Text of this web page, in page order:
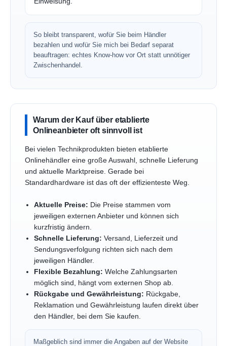
So bleibt transparent, wofür Sie beim Händler
bezahlen und wofür Sie mich bei Bedarf separat
beauftragen: echtes Know-how vor Ort statt unnötiger
Zwischenhandel.
Warum der Kauf über etablierte
Onlineanbieter oft sinnvoll ist
Bei vielen Technikprodukten bieten etablierte
Onlinehändler eine große Auswahl, schnelle Lieferung
und aktuelle Marktpreise. Gerade bei
Standardhardware ist das oft der effizienteste Weg.
Aktuelle Preise: Die Preise stammen vom
jeweiligen externen Anbieter und können sich
kurzfristig ändern.
Schnelle Lieferung: Versand, Lieferzeit und
Sendungsverfolgung richten sich nach dem
jeweiligen Händler.
Flexible Bezahlung: Welche Zahlungsarten
möglich sind, hängt vom externen Shop ab.
Rückgabe und Gewährleistung: Rückgabe,
Reklamation und Gewährleistung laufen direkt über
den Händler, bei dem Sie kaufen.
Maßgeblich sind immer die Angaben auf der Website